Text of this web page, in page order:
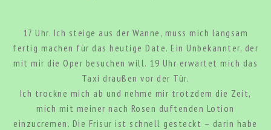
17 Uhr. Ich steige aus der Wanne, muss mich langsam
fertig machen für das heutige Date. Ein Unbekannter, der
mit mir die Oper besuchen will. 19 Uhr erwartet mich das
Taxi draußen vor der Tür.
Ich trockne mich ab und nehme mir trotzdem die Zeit,
mich mit meiner nach Rosen duftenden Lotion
einzucremen. Die Frisur ist schnell gesteckt – darin habe